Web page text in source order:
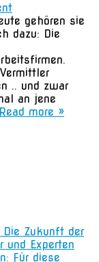
gehören sie
dazu: Die
.. und zwar
an jene
Read more »
Zukunft der
und Experten
Für diese